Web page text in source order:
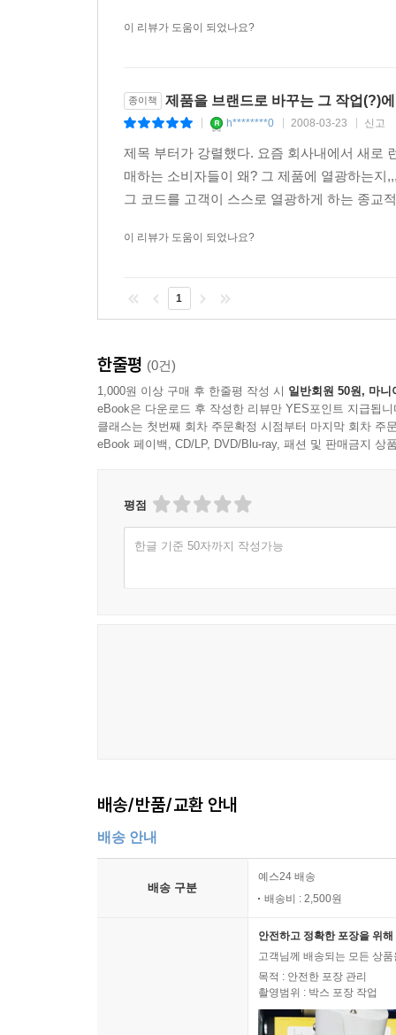
이 리뷰가 도움이 되었나요?
종이책 제품을 브랜드로 바꾸는 그 작업(?)
h********0 2008-03-23 신고
제목 부터가 강렬했다. 요즘 회사내에서 새로
매하는 소비자들이 왜? 그 제품에 열광하는
그 코드를 고객이 스스로 열광하게 하는 종교
이 리뷰가 도움이 되었나요?
1
한줄평 (0건)
1,000원 이상 구매 후 한줄평 작성 시 일반회원 50원, 마니
eBook은 다운로드 후 작성한 리뷰만 YES포인트 지급됩니
클래스는 첫번째 회차 주문확정 시점부터 마지막 회차 주
eBook 페이백, CD/LP, DVD/Blu-ray, 패션 및 판매금지 상
평점
한글 기준 50자까지 작성가능
배송/반품/교환 안내
배송 안내
배송 구분
예스24 배송
배송비 : 2,500원
안전하고 정확한 포장을 위
고객님께 배송되는 모든 상
목적 : 안전한 포장 관리
촬영범위 : 박스 포장 작업